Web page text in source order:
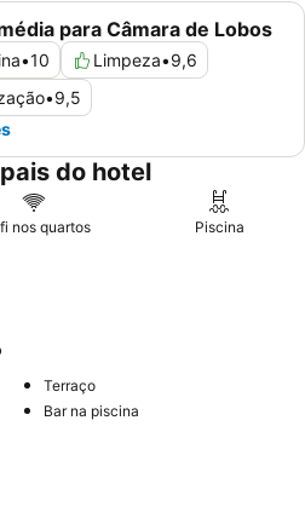
para Câmara de Lobos
•10 Limpeza•9,6
•9,5
do hotel
nos quartos Piscina
Terraço
Bar na piscina